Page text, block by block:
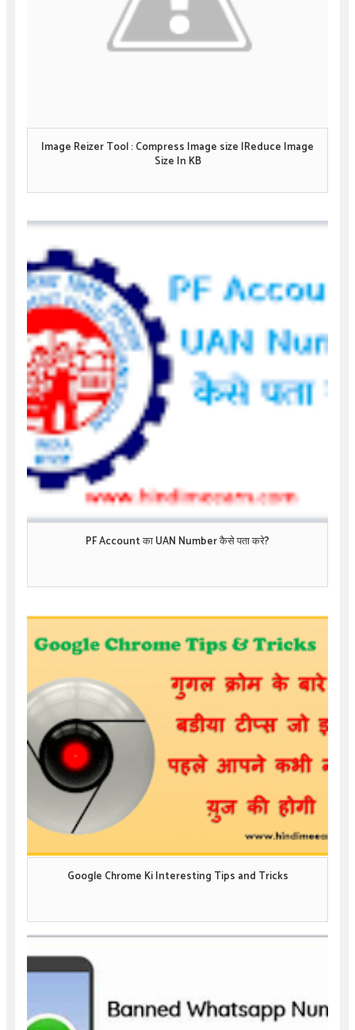
Image Reizer Tool : Compress Image size |Reduce Image
Size In KB
PF Account का UAN Number कैसे पता करे?
Google Chrome Ki Interesting Tips and Tricks